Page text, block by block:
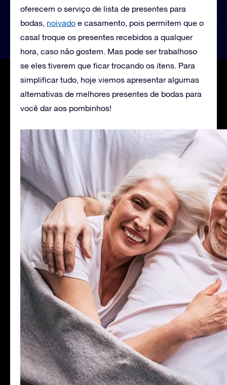
oferecem o serviço de lista de presentes para
bodas, noivado e casamento, pois permitem que o
casal troque os presentes recebidos a qualquer
hora, caso não gostem. Mas pode ser trabalhoso
se eles tiverem que ficar trocando os itens. Para
simplificar tudo, hoje viemos apresentar algumas
alternativas de melhores presentes de bodas para
você dar aos pombinhos!